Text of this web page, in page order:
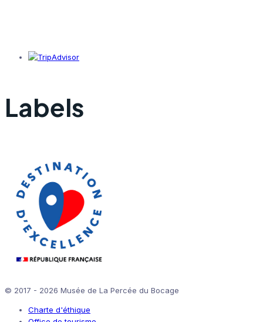
Labels
© 2017 - 2026 Musée de La Percée du Bocage
Charte d'éthique